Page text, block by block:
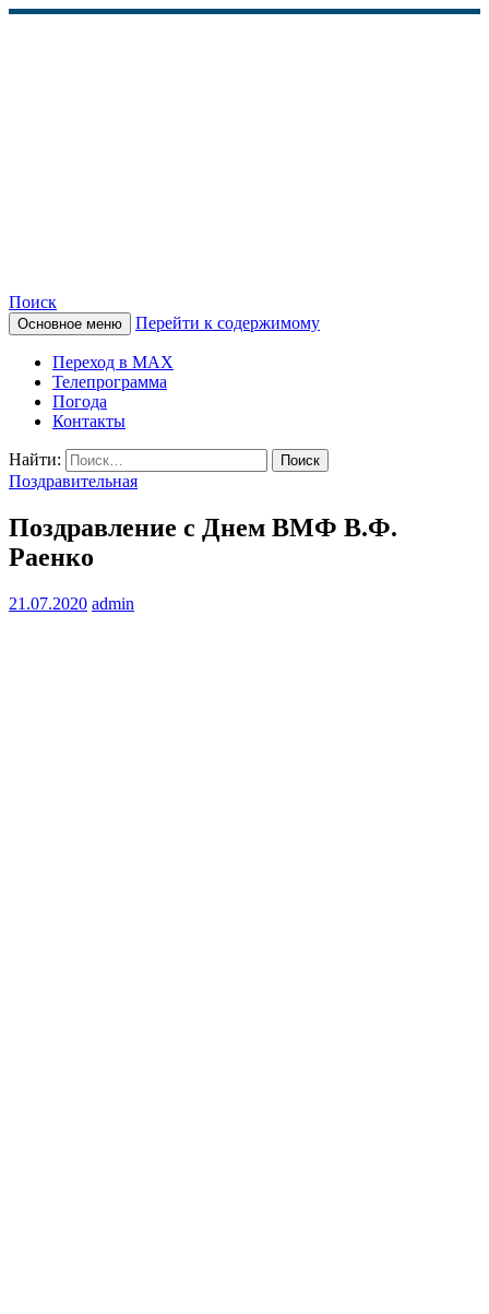
КАМЧАТСКОЕ
ИНФОРМАЦИОННОЕ
АГЕНТСТВО (КИА
«ВЕСТИ»)
Поиск
Основное меню Перейти к содержимому
Переход в MAX
Телепрограмма
Погода
Контакты
Найти:
Поздравительная
Поздравление с Днем ВМФ В.Ф.
Раенко
21.07.2020 admin